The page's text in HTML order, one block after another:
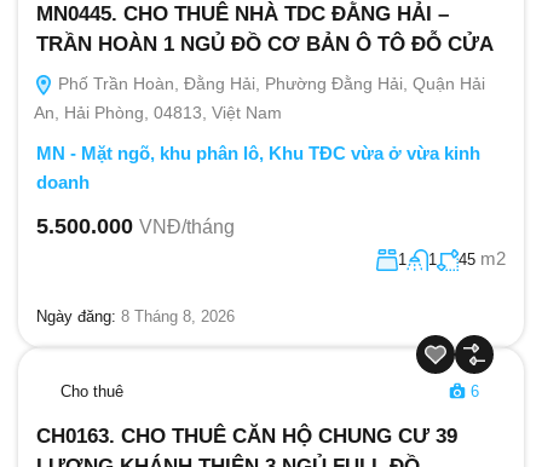
MN0445. CHO THUÊ NHÀ TDC ĐẰNG HẢI –
TRẦN HOÀN 1 NGỦ ĐỒ CƠ BẢN Ô TÔ ĐỖ CỬA
Phố Trần Hoàn, Đằng Hải, Phường Đằng Hải, Quận Hải
An, Hải Phòng, 04813, Việt Nam
MN - Mặt ngõ, khu phân lô, Khu TĐC vừa ở vừa kinh
doanh
5.500.000 VNĐ/tháng
1 1 45 m2
Ngày đăng: 8 Tháng 8, 2026
Cho thuê 6
CH0163. CHO THUÊ CĂN HỘ CHUNG CƯ 39